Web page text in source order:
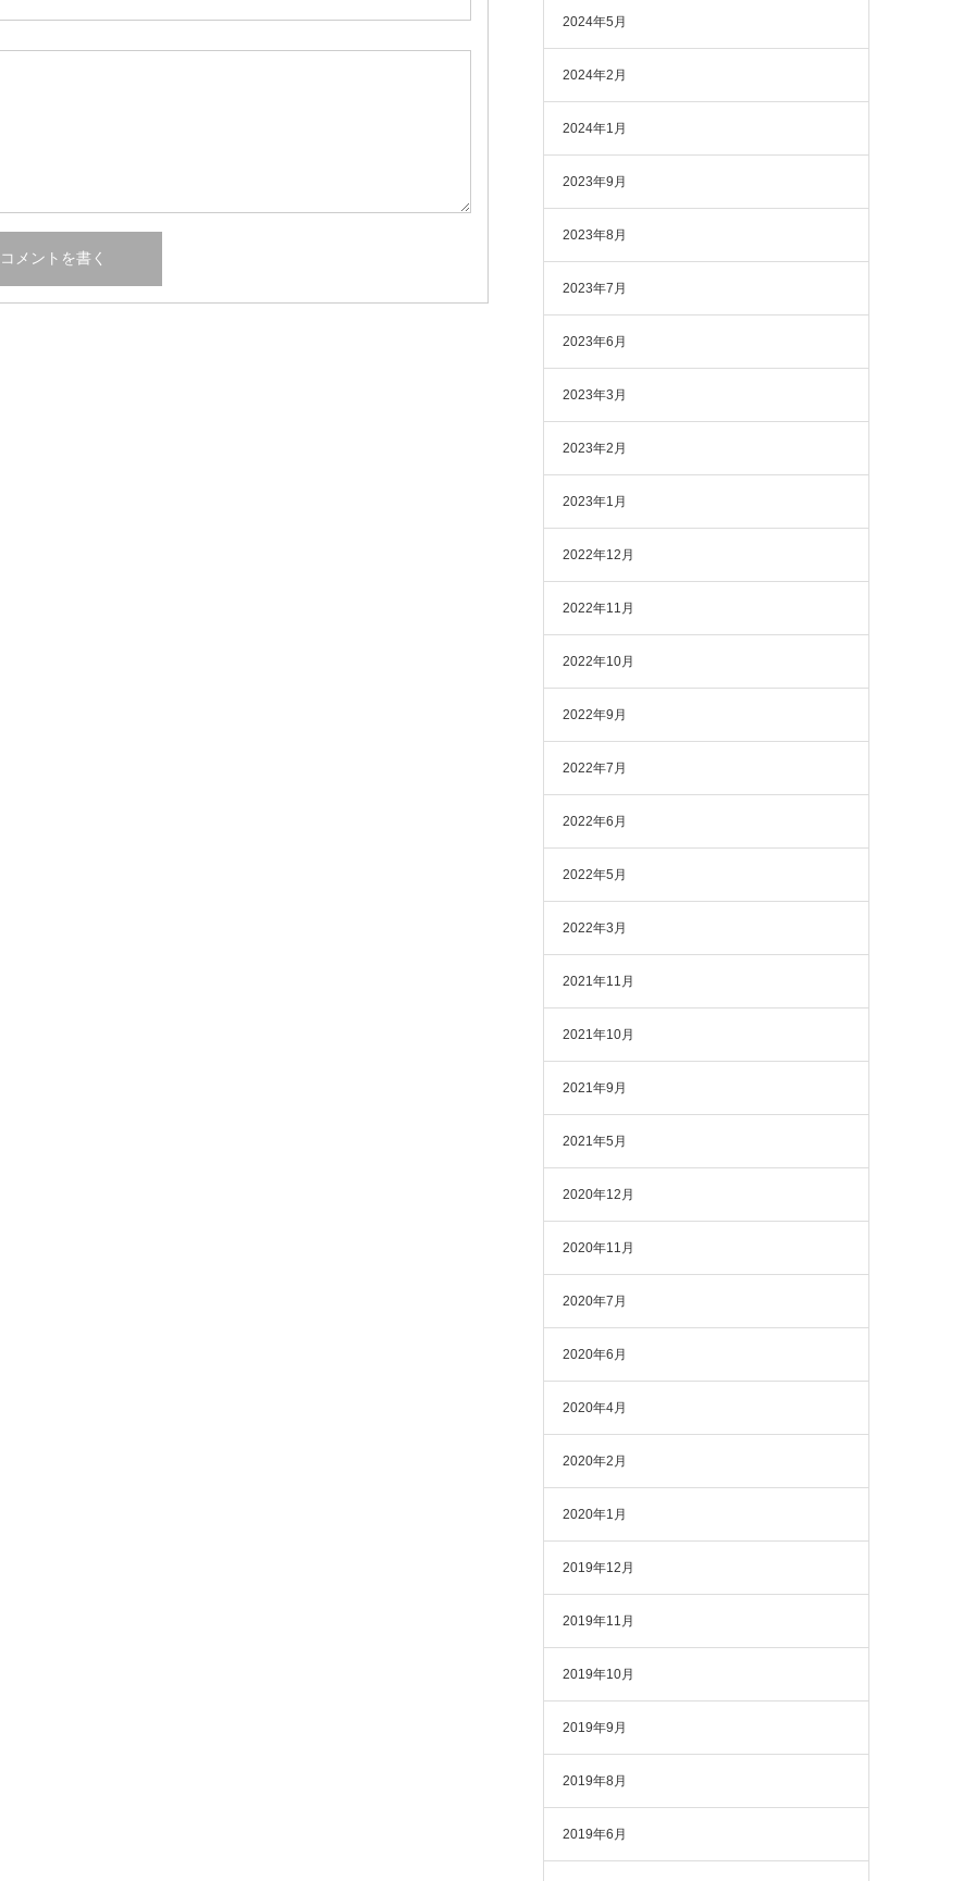
2024年5月
2024年2月
2024年1月
2023年9月
2023年8月
2023年7月
2023年6月
2023年3月
2023年2月
2023年1月
2022年12月
2022年11月
2022年10月
2022年9月
2022年7月
2022年6月
2022年5月
2022年3月
2021年11月
2021年10月
2021年9月
2021年5月
2020年12月
2020年11月
2020年7月
2020年6月
2020年4月
2020年2月
2020年1月
2019年12月
2019年11月
2019年10月
2019年9月
2019年8月
2019年6月